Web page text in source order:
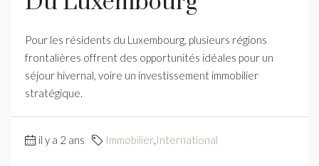
Pour les résidents du Luxembourg, plusieurs régions
frontalières offrent des opportunités idéales pour un
séjour hivernal, voire un investissement immobilier
stratégique.
il y a 2 ans Immobilier,International